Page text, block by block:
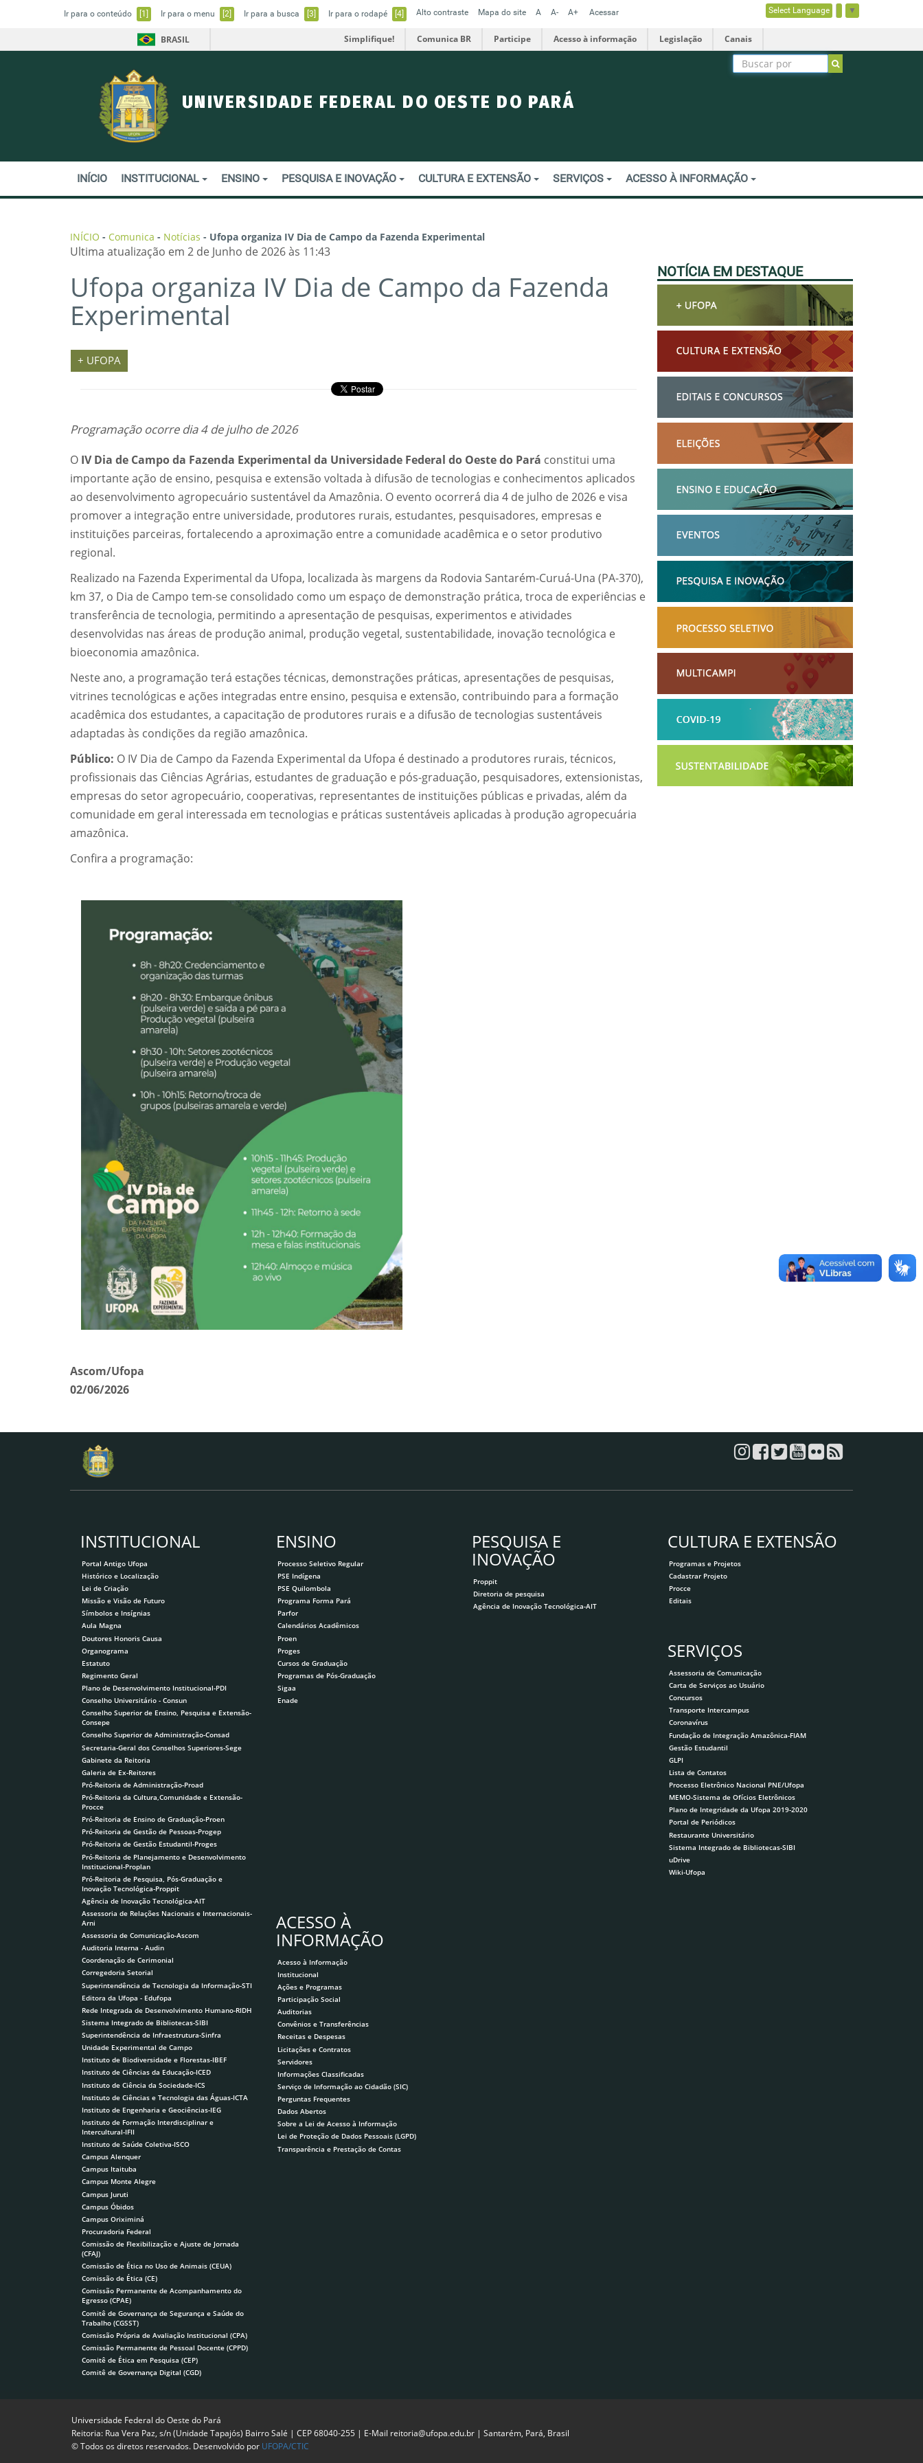
Ir para o conteúdo [1] Ir para o menu [2] Ir para a busca [3] Ir para o rodapé [4] Alto contraste Mapa do site A A- A+ Acessar Select Language ▼
BRASIL Simplifique! Comunica BR Participe Acesso à informação Legislação Canais
UNIVERSIDADE FEDERAL DO OESTE DO PARÁ
INÍCIO INSTITUCIONAL ENSINO PESQUISA E INOVAÇÃO CULTURA E EXTENSÃO SERVIÇOS ACESSO À INFORMAÇÃO
INÍCIO - Comunica - Notícias - Ufopa organiza IV Dia de Campo da Fazenda Experimental
Ultima atualização em 2 de Junho de 2026 às 11:43
Ufopa organiza IV Dia de Campo da Fazenda
Experimental
+ UFOPA
Programação ocorre dia 4 de julho de 2026
O IV Dia de Campo da Fazenda Experimental da Universidade Federal do Oeste do Pará constitui uma
importante ação de ensino, pesquisa e extensão voltada à difusão de tecnologias e conhecimentos aplicados
ao desenvolvimento agropecuário sustentável da Amazônia. O evento ocorrerá dia 4 de julho de 2026 e visa
promover a integração entre universidade, produtores rurais, estudantes, pesquisadores, empresas e
instituições parceiras, fortalecendo a aproximação entre a comunidade acadêmica e o setor produtivo
regional.
Realizado na Fazenda Experimental da Ufopa, localizada às margens da Rodovia Santarém-Curuá-Una (PA-370),
km 37, o Dia de Campo tem-se consolidado como um espaço de demonstração prática, troca de experiências e
transferência de tecnologia, permitindo a apresentação de pesquisas, experimentos e atividades
desenvolvidas nas áreas de produção animal, produção vegetal, sustentabilidade, inovação tecnológica e
bioeconomia amazônica.
Neste ano, a programação terá estações técnicas, demonstrações práticas, apresentações de pesquisas,
vitrines tecnológicas e ações integradas entre ensino, pesquisa e extensão, contribuindo para a formação
acadêmica dos estudantes, a capacitação de produtores rurais e a difusão de tecnologias sustentáveis
adaptadas às condições da região amazônica.
Público: O IV Dia de Campo da Fazenda Experimental da Ufopa é destinado a produtores rurais, técnicos,
profissionais das Ciências Agrárias, estudantes de graduação e pós-graduação, pesquisadores, extensionistas,
empresas do setor agropecuário, cooperativas, representantes de instituições públicas e privadas, além da
comunidade em geral interessada em tecnologias e práticas sustentáveis aplicadas à produção agropecuária
amazônica.
Confira a programação:
Ascom/Ufopa
02/06/2026
NOTÍCIA EM DESTAQUE
INSTITUCIONAL
Portal Antigo Ufopa
Histórico e Localização
Lei de Criação
Missão e Visão de Futuro
Símbolos e Insígnias
Aula Magna
Doutores Honoris Causa
Organograma
Estatuto
Regimento Geral
Plano de Desenvolvimento Institucional-PDI
Conselho Universitário - Consun
Conselho Superior de Ensino, Pesquisa e Extensão-
Consepe
Conselho Superior de Administração-Consad
Secretaria-Geral dos Conselhos Superiores-Sege
Gabinete da Reitoria
Galeria de Ex-Reitores
Pró-Reitoria de Administração-Proad
Pró-Reitoria da Cultura,Comunidade e Extensão-
Procce
Pró-Reitoria de Ensino de Graduação-Proen
Pró-Reitoria de Gestão de Pessoas-Progep
Pró-Reitoria de Gestão Estudantil-Proges
Pró-Reitoria de Planejamento e Desenvolvimento
Institucional-Proplan
Pró-Reitoria de Pesquisa, Pós-Graduação e
Inovação Tecnológica-Proppit
Agência de Inovação Tecnológica-AIT
Assessoria de Relações Nacionais e Internacionais-
Arni
Assessoria de Comunicação-Ascom
Auditoria Interna - Audin
Coordenação de Cerimonial
Corregedoria Setorial
Superintendência de Tecnologia da Informação-STI
Editora da Ufopa - Edufopa
Rede Integrada de Desenvolvimento Humano-RIDH
Sistema Integrado de Bibliotecas-SIBI
Superintendência de Infraestrutura-Sinfra
Unidade Experimental de Campo
Instituto de Biodiversidade e Florestas-IBEF
Instituto de Ciências da Educação-ICED
Instituto de Ciência da Sociedade-ICS
Instituto de Ciências e Tecnologia das Águas-ICTA
Instituto de Engenharia e Geociências-IEG
Instituto de Formação Interdisciplinar e
Intercultural-IFII
Instituto de Saúde Coletiva-ISCO
Campus Alenquer
Campus Itaituba
Campus Monte Alegre
Campus Juruti
Campus Óbidos
Campus Oriximiná
Procuradoria Federal
Comissão de Flexibilização e Ajuste de Jornada
(CFAJ)
Comissão de Ética no Uso de Animais (CEUA)
Comissão de Ética (CE)
Comissão Permanente de Acompanhamento do
Egresso (CPAE)
Comitê de Governança de Segurança e Saúde do
Trabalho (CGSST)
Comissão Própria de Avaliação Institucional (CPA)
Comissão Permanente de Pessoal Docente (CPPD)
Comitê de Ética em Pesquisa (CEP)
Comitê de Governança Digital (CGD)
ENSINO
Processo Seletivo Regular
PSE Indígena
PSE Quilombola
Programa Forma Pará
Parfor
Calendários Acadêmicos
Proen
Proges
Cursos de Graduação
Programas de Pós-Graduação
Sigaa
Enade
PESQUISA E
INOVAÇÃO
Proppit
Diretoria de pesquisa
Agência de Inovação Tecnológica-AIT
CULTURA E EXTENSÃO
Programas e Projetos
Cadastrar Projeto
Procce
Editais
SERVIÇOS
Assessoria de Comunicação
Carta de Serviços ao Usuário
Concursos
Transporte Intercampus
Coronavírus
Fundação de Integração Amazônica-FIAM
Gestão Estudantil
GLPI
Lista de Contatos
Processo Eletrônico Nacional PNE/Ufopa
MEMO-Sistema de Ofícios Eletrônicos
Plano de Integridade da Ufopa 2019-2020
Portal de Periódicos
Restaurante Universitário
Sistema Integrado de Bibliotecas-SIBI
uDrive
Wiki-Ufopa
ACESSO À
INFORMAÇÃO
Acesso à Informação
Institucional
Ações e Programas
Participação Social
Auditorias
Convênios e Transferências
Receitas e Despesas
Licitações e Contratos
Servidores
Informações Classificadas
Serviço de Informação ao Cidadão (SIC)
Perguntas Frequentes
Dados Abertos
Sobre a Lei de Acesso à Informação
Lei de Proteção de Dados Pessoais (LGPD)
Transparência e Prestação de Contas
Universidade Federal do Oeste do Pará
Reitoria: Rua Vera Paz, s/n (Unidade Tapajós) Bairro Salé | CEP 68040-255 | E-Mail reitoria@ufopa.edu.br | Santarém, Pará, Brasil
© Todos os diretos reservados. Desenvolvido por UFOPA/CTIC